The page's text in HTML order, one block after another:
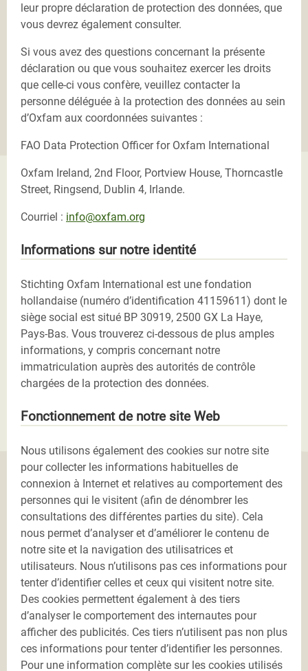
leur propre déclaration de protection des données, que
vous devrez également consulter.
Si vous avez des questions concernant la présente
déclaration ou que vous souhaitez exercer les droits
que celle-ci vous confère, veuillez contacter la
personne déléguée à la protection des données au sein
d’Oxfam aux coordonnées suivantes :
FAO Data Protection Officer for Oxfam International
Oxfam Ireland, 2nd Floor, Portview House, Thorncastle
Street, Ringsend, Dublin 4, Irlande.
Courriel : info@oxfam.org
Informations sur notre identité
Stichting Oxfam International est une fondation
hollandaise (numéro d’identification 41159611) dont le
siège social est situé BP 30919, 2500 GX La Haye,
Pays-Bas. Vous trouverez ci-dessous de plus amples
informations, y compris concernant notre
immatriculation auprès des autorités de contrôle
chargées de la protection des données.
Fonctionnement de notre site Web
Nous utilisons également des cookies sur notre site
pour collecter les informations habituelles de
connexion à Internet et relatives au comportement des
personnes qui le visitent (afin de dénombrer les
consultations des différentes parties du site). Cela
nous permet d’analyser et d’améliorer le contenu de
notre site et la navigation des utilisatrices et
utilisateurs. Nous n’utilisons pas ces informations pour
tenter d’identifier celles et ceux qui visitent notre site.
Des cookies permettent également à des tiers
d’analyser le comportement des internautes pour
afficher des publicités. Ces tiers n’utilisent pas non plus
ces informations pour tenter d’identifier les personnes.
Pour une information complète sur les cookies utilisés